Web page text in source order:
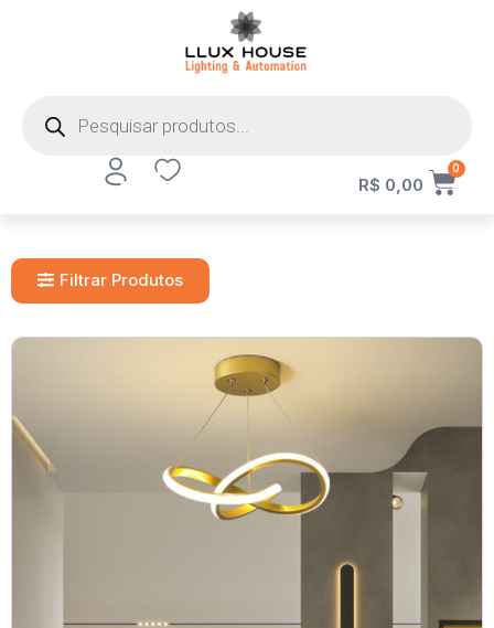
R$ 0,00
0
Filtrar Produtos